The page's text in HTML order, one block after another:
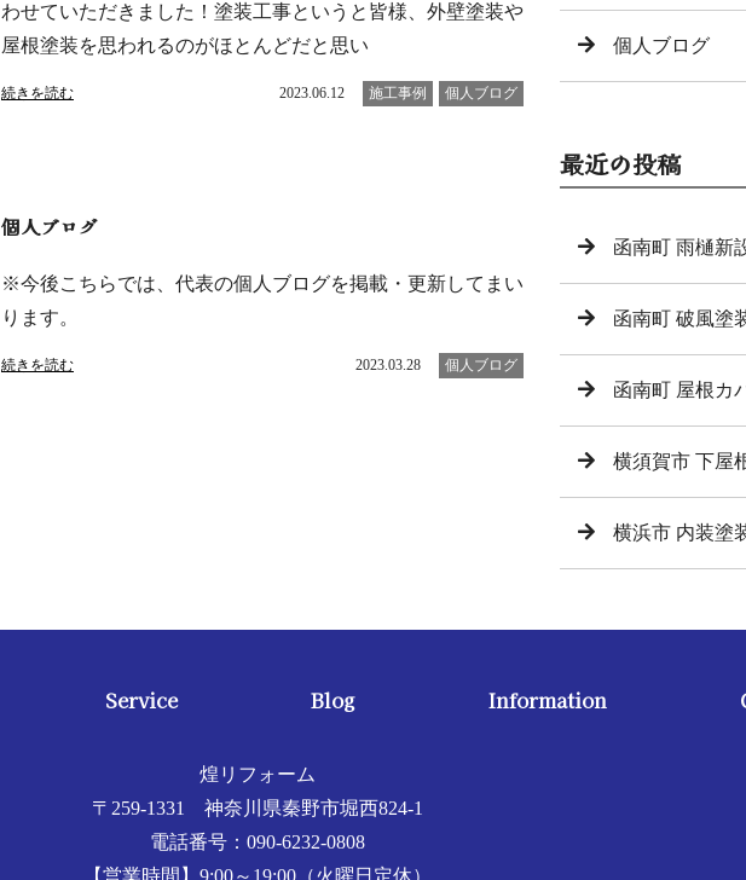
わせていただきました！塗装工事というと皆様、外壁塗装や
屋根塗装を思われるのがほとんどだと思い
続きを読む 2023.06.12 施工事例 個人ブログ
個人ブログ
※今後こちらでは、代表の個人ブログを掲載・更新してまい
ります。
続きを読む 2023.03.28 個人ブログ
個人ブログ
最近の投稿
函南町 雨樋新
函南町 破風塗
函南町 屋根カ
横須賀市 下屋
横浜市 内装塗
Service Blog Information
煌リフォーム
〒259-1331 神奈川県秦野市堀西824-1
電話番号：090-6232-0808
【営業時間】9:00～19:00（火曜日定休）